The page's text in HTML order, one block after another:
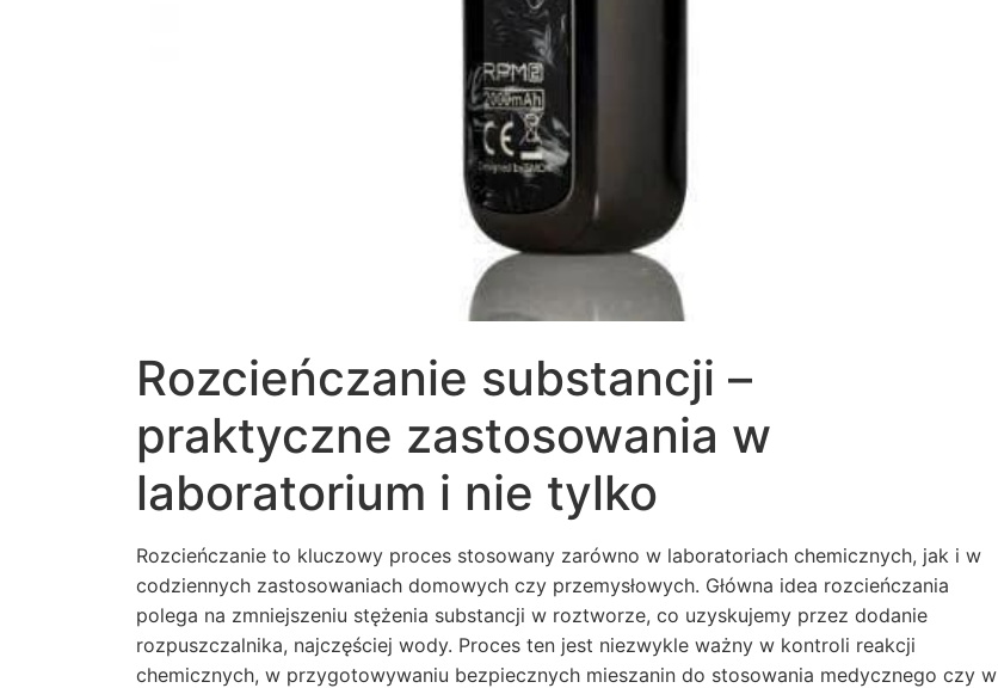
Rozcieńczanie substancji –
praktyczne zastosowania w
laboratorium i nie tylko
Rozcieńczanie to kluczowy proces stosowany zarówno w laboratoriach chemicznych, jak i w
codziennych zastosowaniach domowych czy przemysłowych. Główna idea rozcieńczania
polega na zmniejszeniu stężenia substancji w roztworze, co uzyskujemy przez dodanie
rozpuszczalnika, najczęściej wody. Proces ten jest niezwykle ważny w kontroli reakcji
chemicznych, w przygotowywaniu bezpiecznych mieszanin do stosowania medycznego czy w